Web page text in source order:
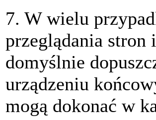
7. W wielu
przeglądania stron
domyślnie
urządzeniu
mogą dokonać w